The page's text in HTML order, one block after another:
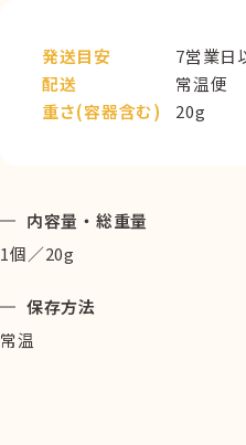
発送目安
7営業日
配送
常温便
重さ(容器含む)
20g
内容量・総重量
1個／20g
保存方法
常温